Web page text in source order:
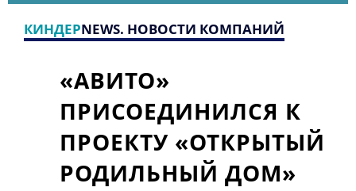
КИНДЕРNEWS. НОВОСТИ КОМПАНИЙ
«АВИТО»
ПРИСОЕДИНИЛСЯ К
ПРОЕКТУ «ОТКРЫТЫЙ
РОДИЛЬНЫЙ ДОМ»